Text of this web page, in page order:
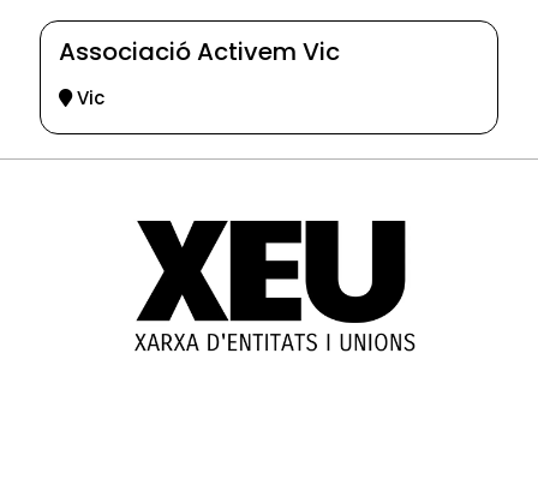
Associació Activem Vic
Vic